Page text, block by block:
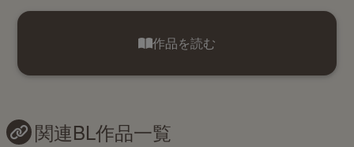
作品を読む
関連BL作品一覧